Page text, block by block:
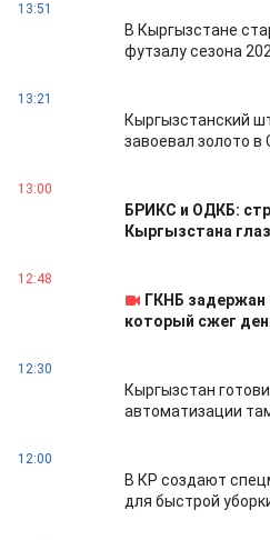
13:51
В Кыргызстане
футзалу сезона
13:21
Кыргызстанский
завоевал золото
13:00
БРИКС и ОДКБ:
Кыргызстана
12:48
ГКНБ задержан
который сжег
12:30
Кыргызстан
автоматизации
12:00
В КР создают
для быстрой